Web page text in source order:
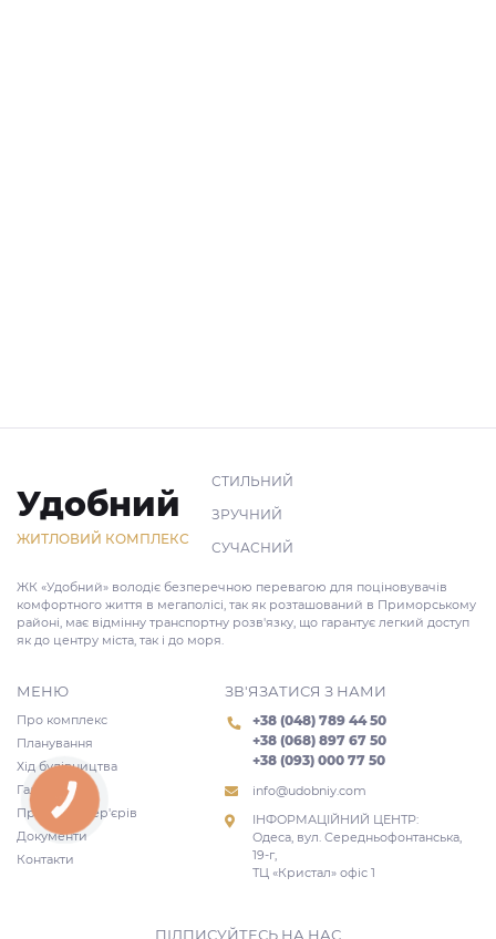
Удобний
ЖИТЛОВИЙ КОМПЛЕКС
СТИЛЬНИЙ
ЗРУЧНИЙ
СУЧАСНИЙ
ЖК «Удобний» володіє безперечною перевагою для поціновувачів
комфортного життя в мегаполісі, так як розташований в Приморському
районі, має відмінну транспортну розв'язку, що гарантує легкий доступ
як до центру міста, так і до моря.
МЕНЮ
Про комплекс
Планування
Хід будівництва
Галерея
Проекти інтер'єрів
Документи
Контакти
ЗВ'ЯЗАТИСЯ З НАМИ
+38 (048) 789 44 50
+38 (068) 897 67 50
+38 (093) 000 77 50
info@udobniy.com
ІНФОРМАЦІЙНИЙ ЦЕНТР:
Одеса, вул. Середньофонтанська,
19-г,
ТЦ «Кристал» офіс 1
ПІДПИСУЙТЕСЬ НА НАС
КНОПКА
ЗВ'ЯЗКУ